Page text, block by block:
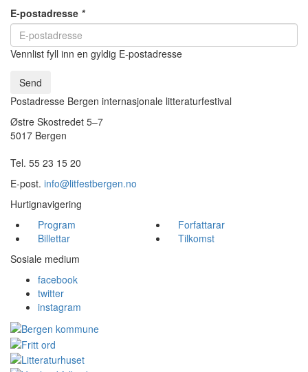
E-postadresse *
Vennlist fyll inn en gyldig E-postadresse
Send
Postadresse Bergen internasjonale litteraturfestival
Østre Skostredet 5–7
5017 Bergen
Tel. 55 23 15 20
E-post. info@litfestbergen.no
Hurtignavigering
Program
Forfattarar
Billettar
Tilkomst
Sosiale medium
facebook
twitter
instagram